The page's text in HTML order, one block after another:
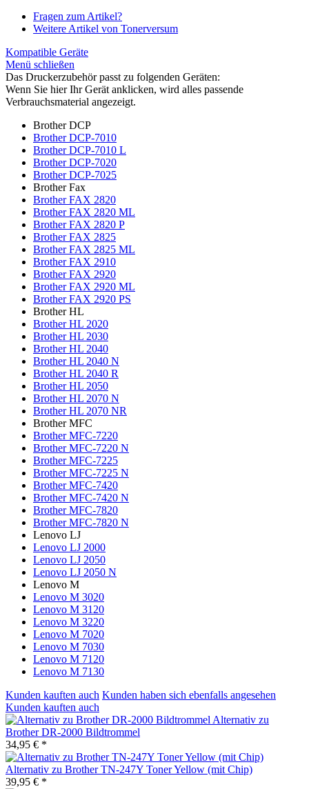
Fragen zum Artikel?
Weitere Artikel von Tonerversum
Kompatible Geräte
Menü schließen
Das Druckerzubehör passt zu folgenden Geräten:
Wenn Sie hier Ihr Gerät anklicken, wird alles passende
Verbrauchsmaterial angezeigt.
Brother DCP
Brother DCP-7010
Brother DCP-7010 L
Brother DCP-7020
Brother DCP-7025
Brother Fax
Brother FAX 2820
Brother FAX 2820 ML
Brother FAX 2820 P
Brother FAX 2825
Brother FAX 2825 ML
Brother FAX 2910
Brother FAX 2920
Brother FAX 2920 ML
Brother FAX 2920 PS
Brother HL
Brother HL 2020
Brother HL 2030
Brother HL 2040
Brother HL 2040 N
Brother HL 2040 R
Brother HL 2050
Brother HL 2070 N
Brother HL 2070 NR
Brother MFC
Brother MFC-7220
Brother MFC-7220 N
Brother MFC-7225
Brother MFC-7225 N
Brother MFC-7420
Brother MFC-7420 N
Brother MFC-7820
Brother MFC-7820 N
Lenovo LJ
Lenovo LJ 2000
Lenovo LJ 2050
Lenovo LJ 2050 N
Lenovo M
Lenovo M 3020
Lenovo M 3120
Lenovo M 3220
Lenovo M 7020
Lenovo M 7030
Lenovo M 7120
Lenovo M 7130
Kunden kauften auch Kunden haben sich ebenfalls angesehen
Kunden kauften auch
Alternativ zu
Brother DR-2000 Bildtrommel
34,95 € *
Alternativ zu Brother TN-247Y Toner Yellow (mit Chip)
39,95 € *